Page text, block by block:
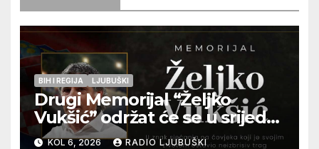
BIH I REGIJA LJUBUŠKI
Drugi Memorijal “Željko
Vukšić” održat će se u srijedu
12. kolovoza u Otoku
KOL 6, 2026 RADIO LJUBUŠKI